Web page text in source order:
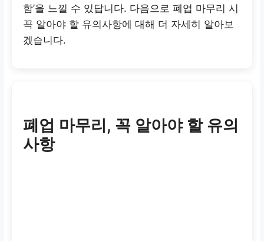
함’을 느낄 수 있답니다. 다음으로 폐업 마무리 시
꼭 알아야 할 유의사항에 대해 더 자세히 알아보
겠습니다.
폐업 마무리, 꼭 알아야 할 유의
사항